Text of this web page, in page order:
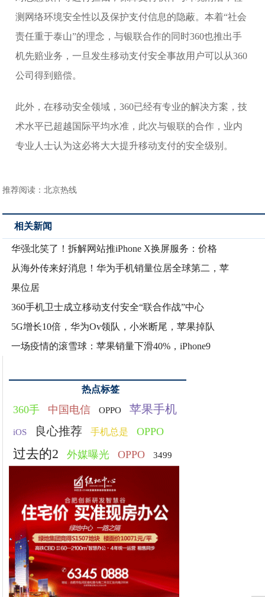
测网络环境安全性以及保护支付信息的隐蔽。本着“社会
责任重于泰山”的理念，与银联合作的同时360也推出手
机先赔业务，一旦发生移动支付安全事故用户可以从360
公司得到赔偿。
此外，在移动安全领域，360已经有专业的解决方案，技
术水平已超越国际平均水准，此次与银联的合作，业内
专业人士认为这必将大大提升移动支付的安全级别。
推荐阅读：北京热线
相关新闻
华强北笑了！拆解网站推iPhone X换屏服务：价格
从海外传来好消息！华为手机销量位居全球第二，苹
果位居
360手机卫士成立移动支付安全“联合作战”中心
5G增长10倍，华为Ov领队，小米断尾，苹果掉队
一场疫情的滚雪球：苹果销量下滑40%，iPhone9
热点标签
360手 中国电信 OPPO 苹果手机
iOS 良心推荐 手机总是 OPPO
过去的2 外媒曝光 OPPO 3499